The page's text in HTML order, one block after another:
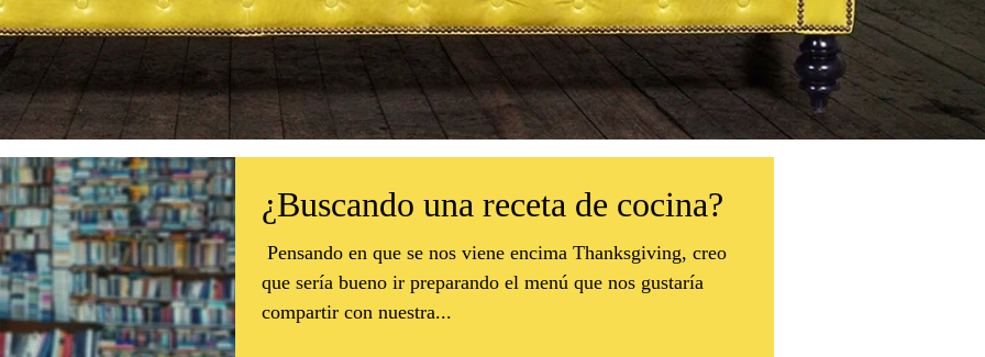
¿Buscando una receta de cocina?
​ Pensando en que se nos viene encima Thanksgiving, creo
que sería bueno ir preparando el menú que nos gustaría
compartir con nuestra...